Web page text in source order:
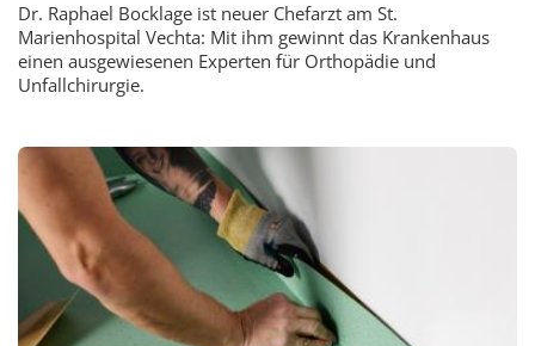
Dr. Raphael Bocklage ist neuer Chefarzt am St.
Marienhospital Vechta: Mit ihm gewinnt das Krankenhaus
einen ausgewiesenen Experten für Orthopädie und
Unfallchirurgie.